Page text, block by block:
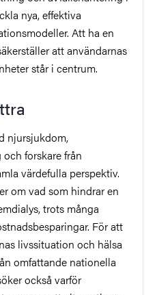
nya, effektiva
Att ha en
att användarnas
står i centrum.​
njursjukdom,
forskare från
värdefulla perspektiv.
om vad som hindrar en
trots många
För att
livssituation och hälsa
omfattande nationella
också varför